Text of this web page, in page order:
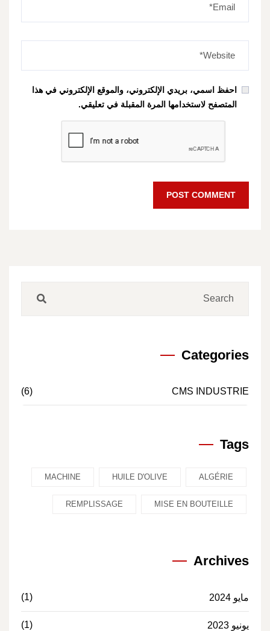
احفظ اسمي، بريدي الإلكتروني، والموقع الإلكتروني في هذا
المتصفح لاستخدامها المرة المقبلة في تعليقي.
Categories
CMS INDUSTRIE
(6)
Tags
ALGÉRIE
HUILE D'OLIVE
MACHINE
MISE EN BOUTEILLE
REMPLISSAGE
Archives
مايو 2024 (1)
يونيو 2023 (1)